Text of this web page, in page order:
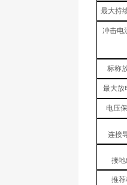
最大持
冲击电
标称
最大放
电压
连接
接地
推